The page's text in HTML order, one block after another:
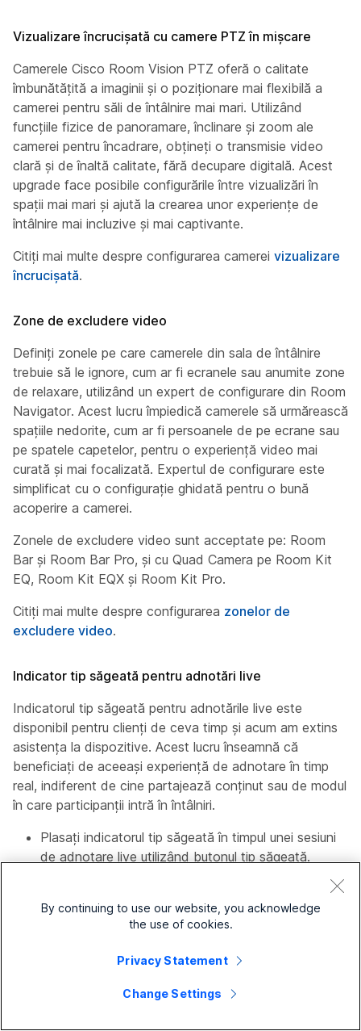
Vizualizare încrucișată cu camere PTZ în mișcare
Camerele Cisco Room Vision PTZ oferă o calitate
îmbunătățită a imaginii și o poziționare mai flexibilă a
camerei pentru săli de întâlnire mai mari. Utilizând
funcțiile fizice de panoramare, înclinare și zoom ale
camerei pentru încadrare, obțineți o transmisie video
clară și de înaltă calitate, fără decupare digitală. Acest
upgrade face posibile configurările între vizualizări în
spații mai mari și ajută la crearea unor experiențe de
întâlnire mai incluzive și mai captivante.
Citiți mai multe despre configurarea camerei vizualizare
încrucișată.
Zone de excludere video
Definiți zonele pe care camerele din sala de întâlnire
trebuie să le ignore, cum ar fi ecranele sau anumite zone
de relaxare, utilizând un expert de configurare din Room
Navigator. Acest lucru împiedică camerele să urmărească
spațiile nedorite, cum ar fi persoanele de pe ecrane sau
pe spatele capetelor, pentru o experiență video mai
curată și mai focalizată. Expertul de configurare este
simplificat cu o configurație ghidată pentru o bună
acoperire a camerei.
Zonele de excludere video sunt acceptate pe: Room
Bar și Room Bar Pro, și cu Quad Camera pe Room Kit
EQ, Room Kit EQX și Room Kit Pro.
Citiți mai multe despre configurarea zonelor de
excludere video.
Indicator tip săgeată pentru adnotări live
Indicatorul tip săgeată pentru adnotările live este
disponibil pentru clienți de ceva timp și acum am extins
asistența la dispozitive. Acest lucru înseamnă că
beneficiați de aceeași experiență de adnotare în timp
real, indiferent de cine partajează conținut sau de modul
în care participanții intră în întâlniri.
Plasați indicatorul tip săgeată în timpul unei sesiuni
de adnotare live utilizând butonul tip săgeată.
prezentării.
indicator meu.
Această funcție este disponibilă în cadrul întâlnirilor din
dispozitivele pe care este acceptată adnotarea în timp
By continuing to use our website, you acknowledge
the use of cookies.
Privacy Statement
Change Settings